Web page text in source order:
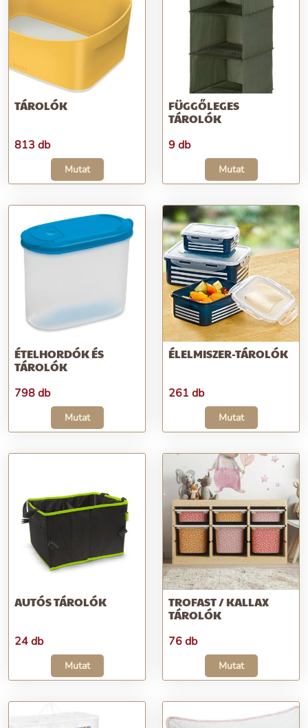
TÁROLÓK
813 db
Mutat
FÜGGŐLEGES
TÁROLÓK
9 db
Mutat
ÉTELHORDÓK ÉS
TÁROLÓK
798 db
Mutat
ÉLELMISZER-TÁROLÓK
261 db
Mutat
AUTÓS TÁROLÓK
24 db
Mutat
TROFAST / KALLAX
TÁROLÓK
76 db
Mutat